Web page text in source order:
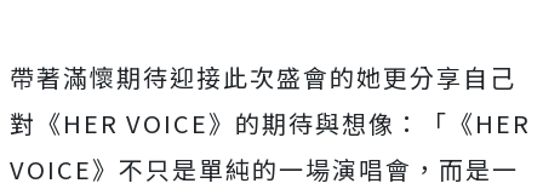
帶著滿懷期待迎接此次盛會的她更分享自己
對《HER VOICE》的期待與想像：「《HER
VOICE》不只是單純的一場演唱會，而是一